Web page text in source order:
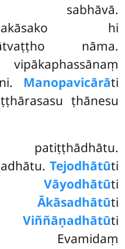
hi
nāma.
vipākaphassānaṃ
Manopavicārāti
ṭhānesu
Tejodhātūti
Vāyodhātūti
Ākāsadhātūti
Viññāṇadhātūti
Evamidaṃ